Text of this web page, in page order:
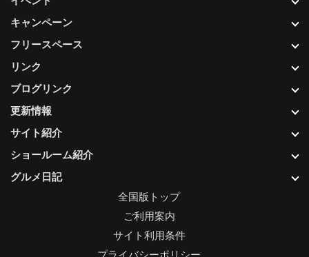
更新情報
サイト紹介
ショールーム紹介
グルメ日記
キャンペーン
フリースペース
リンク
ブログリンク
全国版トップ
ご利用案内
サイト利用条件
プライバシーポリシー